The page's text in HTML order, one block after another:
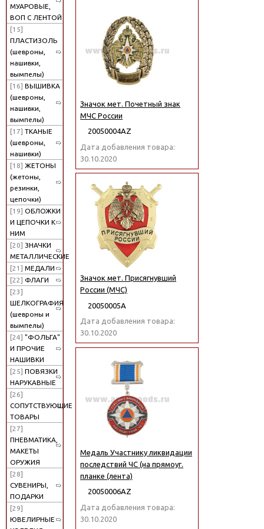
МУАРОВЫЕ,
ВОП С ЛЕНТОЙ
[15]
ПЛАСТИЗОЛЬ
(шевроны,
нашивки,
вымпелы)
[16] ВЫШИВКА
(шевроны,
нашивки,
вымпелы)
[17] ТКАНЫЕ
(шевроны,
нашивки)
[18] ЖЕТОНЫ
(жетоны,
резинки,
цепочки)
[19] ОБЛОЖКИ
И ЦЕПОЧКИ К
НИМ
[20] ЗНАЧКИ
МЕТАЛЛИЧЕСКИЕ
[21] МЕДАЛИ
[22] ФЛАГИ
[23]
ШЕЛКОГРАФИЯ
(шевроны и
вымпелы)
[24] "ФОЛЬГА"
И ПРОЧИЕ
НАШИВКИ
[25] ПОВЯЗКИ
НАРУКАВНЫЕ
[26]
СОПУТСТВУЮЩИЕ
ТОВАРЫ
[27]
ПНЕВМАТИКА,
МАКЕТЫ
ОРУЖИЯ
[28]
СУВЕНИРЫ,
ПОДАРКИ
[29]
ЮВЕЛИРНЫЕ
Значок мет. Почетный знак
МЧС России
20050004АZ
Дата добавления товара:
30.10.2020
Значок мет. Присягнувший
России (МЧС)
20050005А
Дата добавления товара:
30.10.2020
Медаль Участнику ликвидации
последствий ЧС (на прямоуг.
планке (лента)
20050006АZ
Дата добавления товара:
30.10.2020